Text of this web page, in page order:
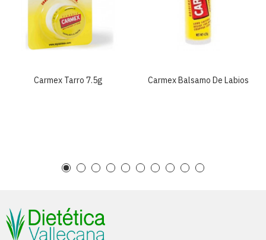
Carmex Tarro 7.5g Carmex Balsamo De Labios